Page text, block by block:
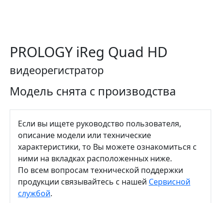
PROLOGY iReg Quad HD
видеорегистратор
Модель снята с производства
Если вы ищете руководство пользователя,
описание модели или технические
характеристики, то Вы можете ознакомиться с
ними на вкладках расположенных ниже.
По всем вопросам технической поддержки
продукции связывайтесь с нашей Сервисной
службой.